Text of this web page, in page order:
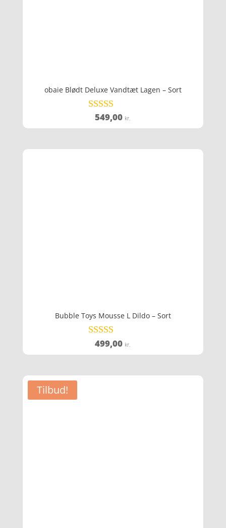
obaie Blødt Deluxe Vandtæt Lagen – Sort
Vurderet
3.7
549,00 kr.
Bubble Toys Mousse L Dildo – Sort
Vurderet
4
499,00 kr.
Tilbud!